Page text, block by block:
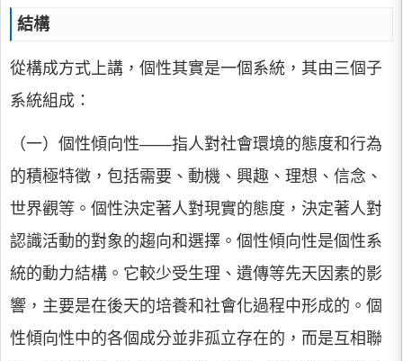
結構
從構成方式上講，個性其實是一個系統，其由三個子
系統組成：
（一）個性傾向性——指人對社會環境的態度和行為
的積極特徵，包括需要、動機、興趣、理想、信念、
世界觀等。個性決定著人對現實的態度，決定著人對
認識活動的對象的趨向和選擇。個性傾向性是個性系
統的動力結構。它較少受生理、遺傳等先天因素的影
響，主要是在後天的培養和社會化過程中形成的。個
性傾向性中的各個成分並非孤立存在的，而是互相聯